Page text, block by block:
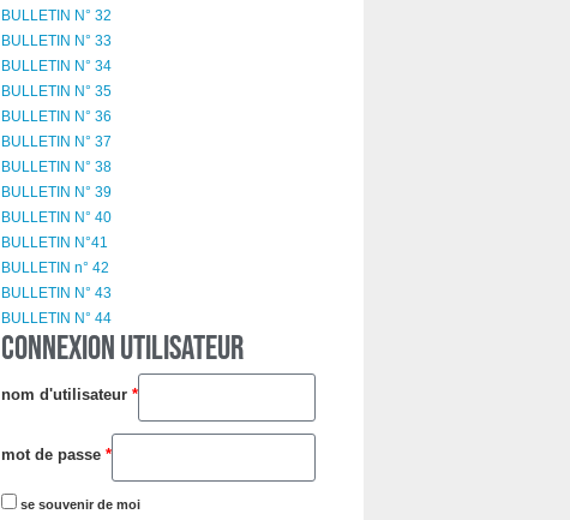
BULLETIN N° 32
BULLETIN N° 33
BULLETIN N° 34
BULLETIN N° 35
BULLETIN N° 36
BULLETIN N° 37
BULLETIN N° 38
BULLETIN N° 39
BULLETIN N° 40
BULLETIN N°41
BULLETIN n° 42
BULLETIN N° 43
BULLETIN N° 44
CONNEXION UTILISATEUR
nom d'utilisateur *
mot de passe *
se souvenir de moi